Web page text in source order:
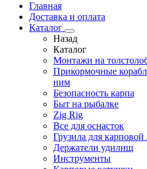
Главная
Доставка и оплата
Каталог
Назад
Каталог
Монтажи на
Прикормочные
ним
Безопасность карпа
Быт на рыбалке
Zig Rig
Все для оснасток
Грузила для карповой
Держатели удилищ
Инструменты